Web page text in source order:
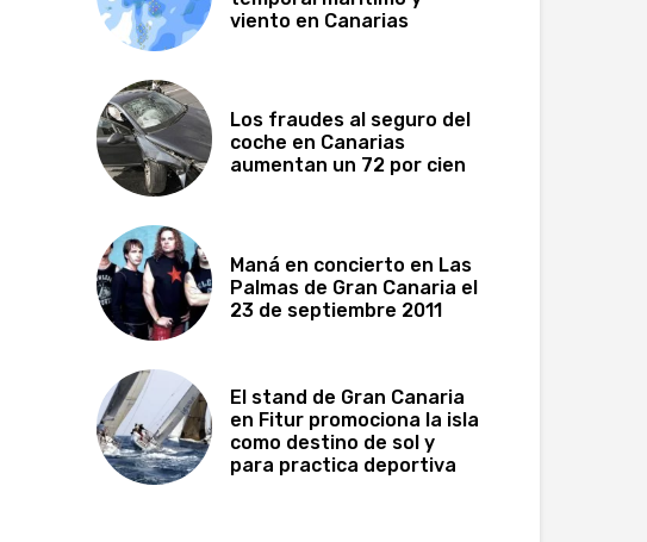
viento en Canarias
Los fraudes al seguro del
coche en Canarias
aumentan un 72 por cien
Maná en concierto en Las
Palmas de Gran Canaria el
23 de septiembre 2011
El stand de Gran Canaria
en Fitur promociona la isla
como destino de sol y
para practica deportiva